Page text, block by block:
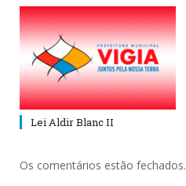
Lei Aldir Blanc II
Os comentários estão fechados.